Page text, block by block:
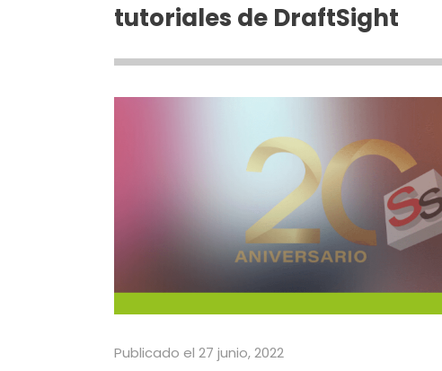
tutoriales de DraftSight
Publicado el 27 junio, 2022